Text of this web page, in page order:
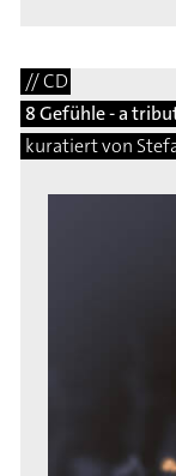
// CD
8 Gefühle - a
kuratiert von